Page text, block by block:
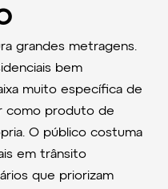
grandes metragens.
bem
muito específica de
como produto de
O público costuma
em trânsito
que priorizam